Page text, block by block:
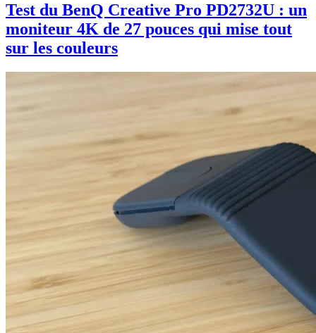
Test du BenQ Creative Pro PD2732U : un
moniteur 4K de 27 pouces qui mise tout
sur les couleurs